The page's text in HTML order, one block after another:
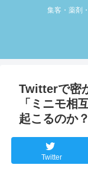
集客・薬剤
Twitterで密
「ミニモ相
起こるのか？
Twitter